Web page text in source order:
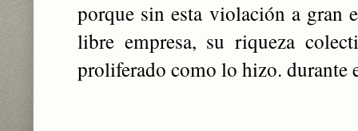
porque sin esta violación a gran
libre empresa, su riqueza
proliferado como lo hizo. durante